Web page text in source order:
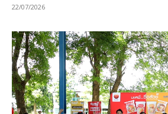
22/07/2026